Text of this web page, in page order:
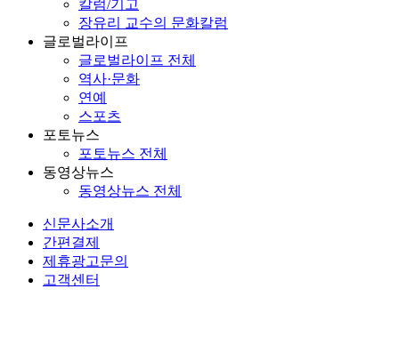
칼럼/기고
장유리 교수의 문화칼럼
글로벌라이프
글로벌라이프 전체
역사·문화
연예
스포츠
포토뉴스
포토뉴스 전체
동영상뉴스
동영상뉴스 전체
신문사소개
간편결제
제휴광고문의
고객센터